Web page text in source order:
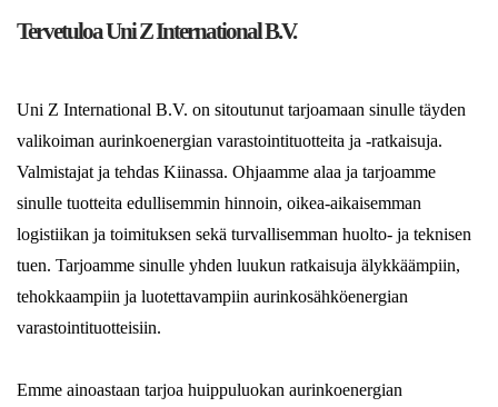
Tervetuloa Uni Z International B.V.
Uni Z International B.V. on sitoutunut tarjoamaan sinulle täyden
valikoiman aurinkoenergian varastointituotteita ja -ratkaisuja.
Valmistajat ja tehdas Kiinassa. Ohjaamme alaa ja tarjoamme
sinulle tuotteita edullisemmin hinnoin, oikea-aikaisemman
logistiikan ja toimituksen sekä turvallisemman huolto- ja teknisen
tuen. Tarjoamme sinulle yhden luukun ratkaisuja älykkäämpiin,
tehokkaampiin ja luotettavampiin aurinkosähköenergian
varastointituotteisiin.
Emme ainoastaan ​​tarjoa huippuluokan aurinkoenergian